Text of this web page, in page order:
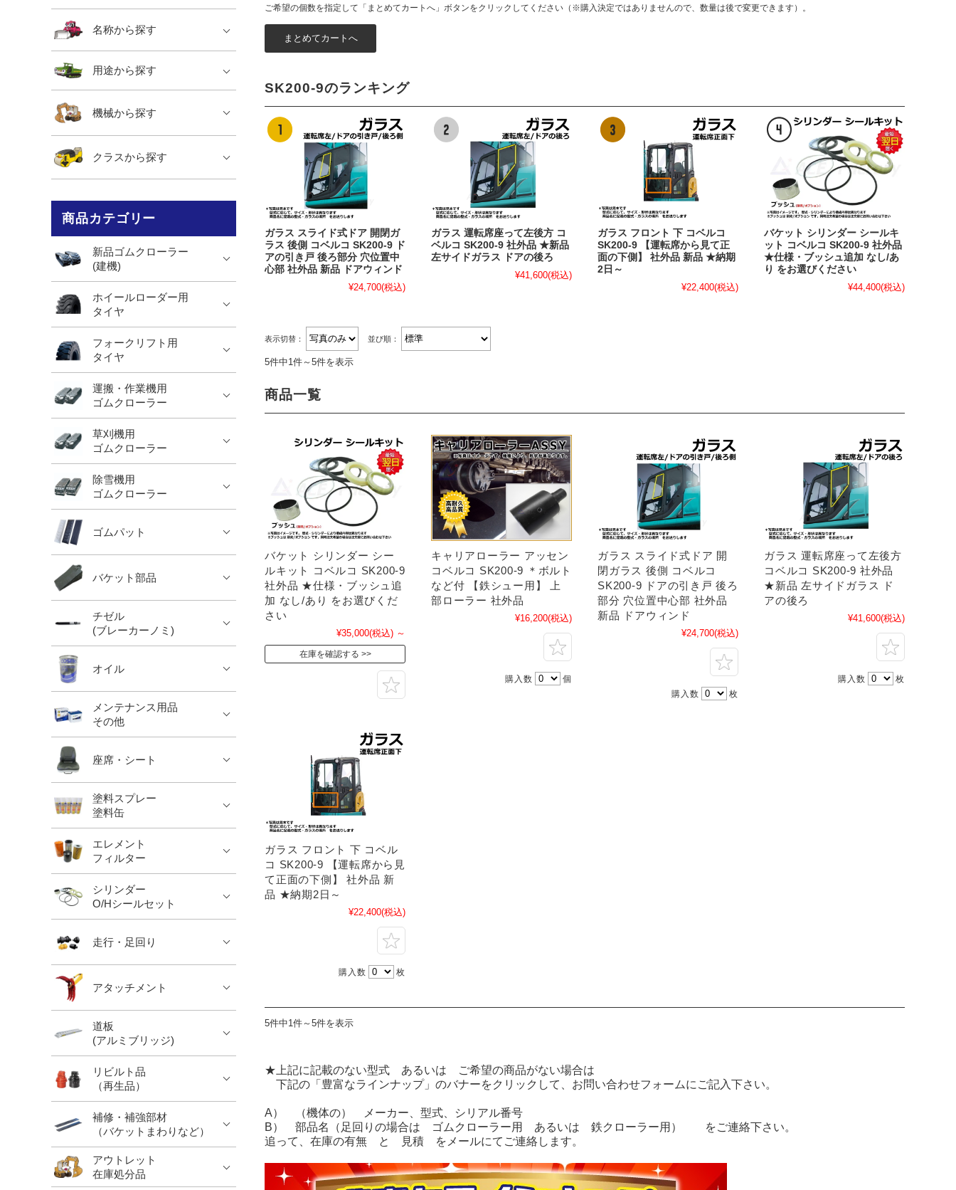
ご希望の個数を指定して「まとめてカートへ」ボタンをクリックしてください（※購入決定ではありませんので、数量は後で変更できます）。
SK200-9のランキング
ガラス スライド式ドア 開閉ガ
ラス 後側 コベルコ SK200-9 ド
アの引き戸 後ろ部分 穴位置中
心部 社外品 新品 ドアウィンド
¥24,700(税込)
ガラス 運転席座って左後方 コ
ベルコ SK200-9 社外品 ★新品
左サイドガラス ドアの後ろ
¥41,600(税込)
ガラス フロント 下 コベルコ
SK200-9 【運転席から見て正
面の下側】 社外品 新品 ★納期
2日～
¥22,400(税込)
バケット シリンダー シールキ
ット コベルコ SK200-9 社外品
★仕様・ブッシュ追加 なし/あ
り をお選びください
¥44,400(税込)
表示切替： 並び順：
5件中1件～5件を表示
商品一覧
バケット シリンダー シー
ルキット コベルコ SK200-9
社外品 ★仕様・ブッシュ追
加 なし/あり をお選びくだ
さい
¥35,000(税込) ～
在庫を確認する
キャリアローラー アッセン
コベルコ SK200-9 ＊ボルト
など付 【鉄シュー用】 上
部ローラー 社外品
¥16,200(税込)
購入数 個
ガラス スライド式ドア 開
閉ガラス 後側 コベルコ
SK200-9 ドアの引き戸 後ろ
部分 穴位置中心部 社外品
新品 ドアウィンド
¥24,700(税込)
購入数 枚
ガラス 運転席座って左後方
コベルコ SK200-9 社外品
★新品 左サイドガラス ド
アの後ろ
¥41,600(税込)
購入数 枚
ガラス フロント 下 コベル
コ SK200-9 【運転席から見
て正面の下側】 社外品 新
品 ★納期2日～
¥22,400(税込)
購入数 枚
5件中1件～5件を表示
★上記に記載のない型式 あるいは ご希望の商品がない場合は
下記の「豊富なラインナップ」のバナーをクリックして、お問い合わせフォームにご記入下さい。
A） （機体の） メーカー、型式、シリアル番号
B） 部品名（足回りの場合は ゴムクローラー用 あるいは 鉄クローラー用） をご連絡下さい。
追って、在庫の有無 と 見積 をメールにてご連絡します。
名称から探す
用途から探す
機械から探す
クラスから探す
商品カテゴリー
新品ゴムクローラー
(建機)
ホイールローダー用
タイヤ
フォークリフト用
タイヤ
運搬・作業機用
ゴムクローラー
草刈機用
ゴムクローラー
除雪機用
ゴムクローラー
ゴムパット
バケット部品
チゼル
(ブレーカーノミ)
オイル
メンテナンス用品
その他
座席・シート
塗料スプレー
塗料缶
エレメント
フィルター
シリンダー
O/Hシールセット
走行・足回り
アタッチメント
道板
(アルミブリッジ)
リビルト品
（再生品）
補修・補強部材
（バケットまわりなど）
アウトレット
在庫処分品